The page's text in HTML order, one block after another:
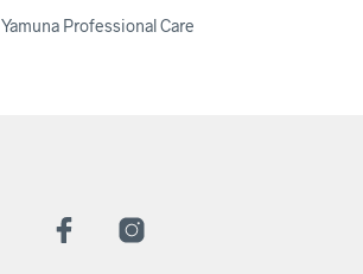
Yamuna Professional Care